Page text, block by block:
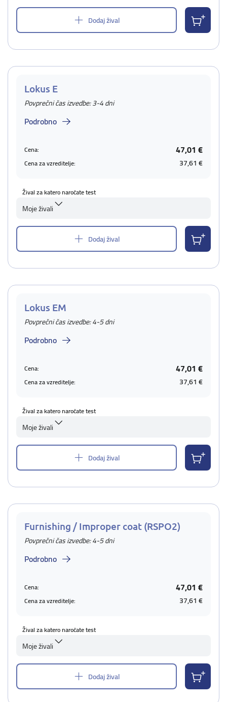
Dodaj žival
Lokus E
Povprečni čas izvedbe: 3-4 dni
Podrobno
Cena: 47,01 €
Cena za vzreditelje: 37,61 €
Žival za katero naročate test
Moje živali
Dodaj žival
Lokus EM
Povprečni čas izvedbe: 4-5 dni
Podrobno
Cena: 47,01 €
Cena za vzreditelje: 37,61 €
Žival za katero naročate test
Moje živali
Dodaj žival
Furnishing / Improper coat (RSPO2)
Povprečni čas izvedbe: 4-5 dni
Podrobno
Cena: 47,01 €
Cena za vzreditelje: 37,61 €
Žival za katero naročate test
Moje živali
Dodaj žival